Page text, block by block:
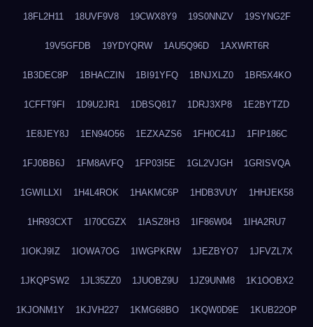
18FL2H11 18UVF9V8 19CWX8Y9 19S0NNZV 19SYNG2F
19V5GFDB 19YDYQRW 1AU5Q96D 1AXWRT6R
1B3DEC8P 1BHACZIN 1BI91YFQ 1BNJXLZ0 1BR5X4KO
1CFFT9FI 1D9U2JR1 1DBSQ817 1DRJ3XP8 1E2BYTZD
1E8JEY8J 1EN94O56 1EZXAZS6 1FH0C41J 1FIP186C
1FJ0BB6J 1FM8AVFQ 1FP03I5E 1GL2VJGH 1GRISVQA
1GWILLXI 1H4L4ROK 1HAKMC6P 1HDB3VUY 1HHJEK58
1HR93CXT 1I70CGZX 1IASZ8H3 1IF86W04 1IHA2RU7
1IOKJ9IZ 1IOWA7OG 1IWGPKRW 1JEZBYO7 1JFVZL7X
1JKQPSW2 1JL35ZZ0 1JUOBZ9U 1JZ9UNM8 1K1OOBX2
1KJONM1Y 1KJVH227 1KMG68BO 1KQW0D9E 1KUB22OP